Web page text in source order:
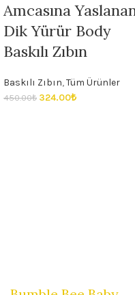
Amcasına
Dik Yürür Body
Baskılı Zıbın
Baskılı Zıbın,Tüm Ürünler
450.00₺ 324.00₺